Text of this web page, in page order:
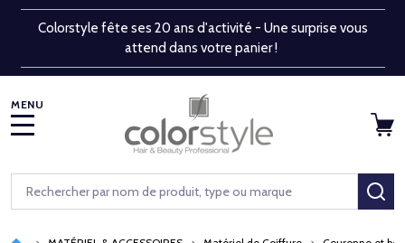
Colorstyle fête ses 20 ans d'activité - Une surprise vous
attend dans votre panier !
Rechercher